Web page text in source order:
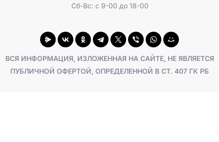
Сб-Вс: с 9-00 до 18-00
ВСЯ ИНФОРМАЦИЯ, ИЗЛОЖЕННАЯ НА САЙТЕ, НЕ ЯВЛЯЕТСЯ
ПУБЛИЧНОЙ ОФЕРТОЙ, ОПРЕДЕЛЕННОЙ В СТ. 407 ГК РБ